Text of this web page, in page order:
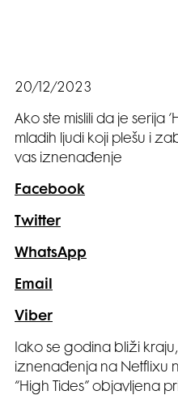
20/12/2023
Ako ste mislili da je serija
mladih ljudi koji plešu i
vas iznenađenje
Facebook
Twitter
WhatsApp
Email
Viber
Iako se godina bliži
iznenađenja na Netflixu
“High Tides” objavljena